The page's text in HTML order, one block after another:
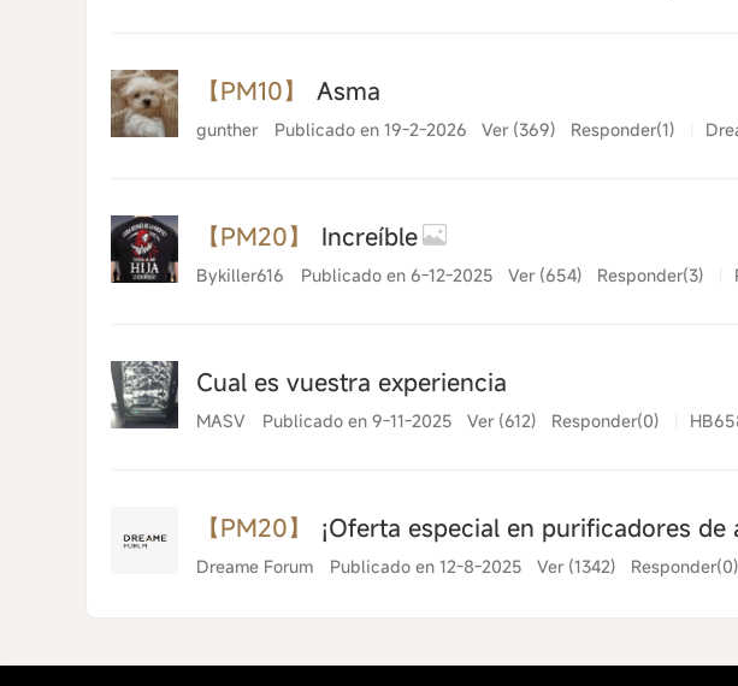
【PM10】 Asma
gunther Publicado en 19-2-2026 Ver (369) Responder(1)
【PM20】 Increíble
Bykiller616 Publicado en 6-12-2025 Ver (654) Responder(3)
Cual es vuestra experiencia
MASV Publicado en 9-11-2025 Ver (612) Responder(0)
【PM20】 ¡Oferta especial en purificadores de
Dreame Forum Publicado en 12-8-2025 Ver (1342) Responder(0)